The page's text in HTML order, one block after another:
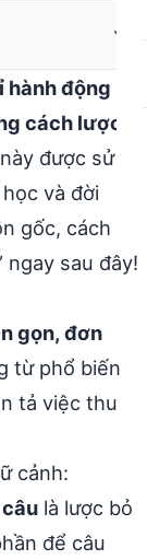
hành động
cách lược
được sử
và đời
gốc, cách
ngay sau đây!
gọn, đơn
từ phổ biến
tả việc thu
cảnh:
là lược bỏ
để câu